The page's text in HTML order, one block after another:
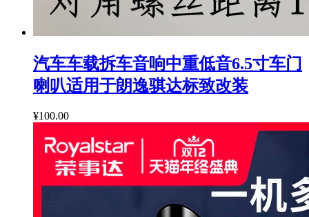
汽车车载拆车音响中重低音6.5寸车门
喇叭适用于朗逸骐达标致改装
¥100.00